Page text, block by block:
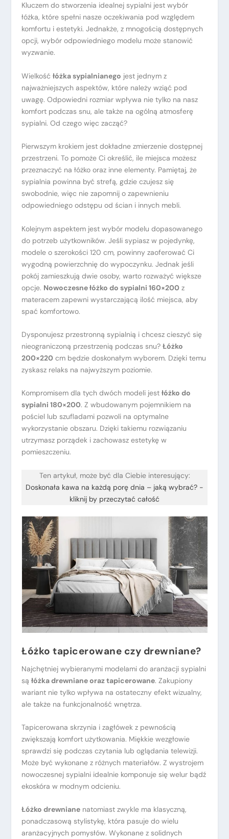
Kluczem do stworzenia idealnej sypialni jest wybór
łóżka, które spełni nasze oczekiwania pod względem
komfortu i estetyki. Jednakże, z mnogością dostępnych
opcji, wybór odpowiedniego modelu może stanowić
wyzwanie.
Wielkośćłóżka sypialnianego jest jednym z
najważniejszych aspektów, które należy wziąć pod
uwagę. Odpowiedni rozmiar wpływa nie tylko na nasz
komfort podczas snu, ale także na ogólną atmosferę
sypialni. Od czego więc zacząć?
Pierwszym krokiem jest dokładne zmierzenie dostępnej
przestrzeni. To pomoże Ci określić, ile miejsca możesz
przeznaczyć na łóżko oraz inne elementy. Pamiętaj, że
sypialnia powinna być strefą, gdzie czujesz się
swobodnie, więc nie zapomnij o zapewnieniu
odpowiedniego odstępu od ścian i innych mebli.
Kolejnym aspektem jest wybór modelu dopasowanego
do potrzeb użytkowników. Jeśli sypiasz w pojedynkę,
modele o szerokości 120 cm, powinny zaoferować Ci
wygodną powierzchnię do wypoczynku. Jednak jeśli
pokój zamieszkują dwie osoby, warto rozważyć większe
opcje. Nowoczesne łóżko do sypialni 160×200 z
materacem zapewni wystarczającą ilość miejsca, aby
spać komfortowo.
Dysponujesz przestronną sypialnią i chcesz cieszyć się
nieograniczoną przestrzenią podczas snu?Łóżko
200×220 cm będzie doskonałym wyborem. Dzięki temu
zyskasz relaks na najwyższym poziomie.
Kompromisem dla tych dwóch modeli jestłóżko do
sypialni 180×200. Z wbudowanym pojemnikiem na
pościel lub szufladami pozwoli na optymalne
wykorzystanie obszaru. Dzięki takiemu rozwiązaniu
utrzymasz porządek i zachowasz estetykę w
pomieszczeniu.
Ten artykuł, może być dla Ciebie interesujący:
Doskonała kawa na każdą porę dnia – jaką wybrać? -
kliknij by przeczytać całość
Łóżko tapicerowane czy drewniane?
Najchętniej wybieranymi modelami do aranżacji sypialni
sąłóżka drewniane oraz tapicerowane. Zakupiony
wariant nie tylko wpływa na ostateczny efekt wizualny,
ale także na funkcjonalność wnętrza.
Tapicerowana skrzynia i zagłówek z pewnością
zwiększają komfort użytkowania. Miękkie wezgłowie
sprawdzi się podczas czytania lub oglądania telewizji.
Może być wykonane z różnych materiałów. Z wystrojem
nowoczesnej sypialni idealnie komponuje się welur bądź
ekoskóra w modnym odcieniu.
Łóżko drewniane natomiast zwykle ma klasyczną,
ponadczasową stylistykę, która pasuje do wielu
aranżacyjnych pomysłów. Wykonane z solidnych